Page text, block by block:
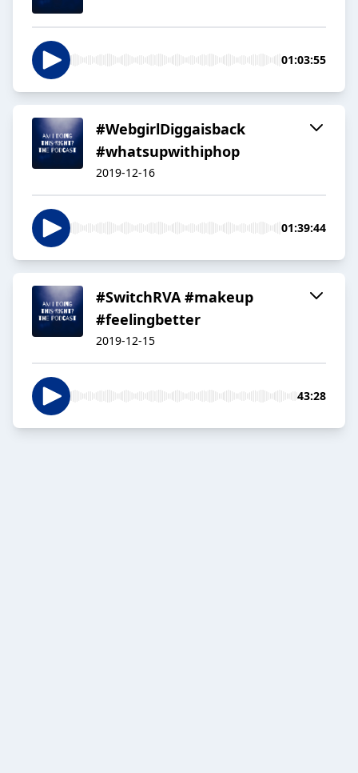
01:03:55
#WebgirlDiggaisback
#whatsupwithiphop
2019-12-16
01:39:44
#SwitchRVA #makeup
#feelingbetter
2019-12-15
43:28